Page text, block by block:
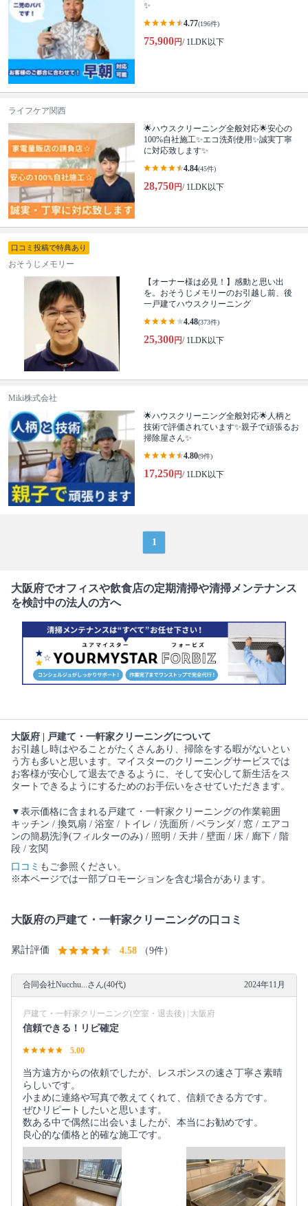
✨
4.77(196件)
75,900円/ 1LDK以下
ライフケア関西
🌟ハウスクリーニング全般対応🌟安心の
100%自社施工✨エコ洗剤使用✨誠実丁寧
に対応致します✨
4.84(45件)
28,750円/ 1LDK以下
口コミ投稿で特典あり
おそうじメモリー
【オーナー様は必見！】感動と思い出
を。おそうじメモリーのお引越し前、後
一戸建てハウスクリーニング
4.48(373件)
25,300円/ 1LDK以下
Miki株式会社
🌟ハウスクリーニング全般対応🌟人柄と
技術で評価されています✨親子で頑張るお
掃除屋さん✨
4.80(9件)
17,250円/ 1LDK以下
1
大阪府でオフィスや飲食店の定期清掃や清掃メンテナンス
を検討中の法人の方へ
大阪府 | 戸建て・一軒家クリーニングについて
お引越し時はやることがたくさんあり、掃除をする暇がないとい
う方も多いと思います。マイスターのクリーニングサービスでは
お客様が安心して退去できるように、そして安心して新生活をス
タートできるようにするためのお手伝いをさせていただきます。
▼表示価格に含まれる戸建て・一軒家クリーニングの作業範囲
キッチン / 換気扇 / 浴室 / トイレ / 洗面所 / ベランダ / 窓 / エアコ
ンの簡易洗浄(フィルターのみ) / 照明 / 天井 / 壁面 / 床 / 廊下 / 階
段 / 玄関
口コミ もご参照ください。
※本ページでは一部プロモーションを含む場合があります。
大阪府の戸建て・一軒家クリーニングの口コミ
累計評価 4.58 （9件）
合同会社Nucchu...さん(40代) 2024年11月
戸建て・一軒家クリーニング(空室・退去後) | 大阪府
信頼できる！リピ確定
5.00
当方遠方からの依頼でしたが、レスポンスの速さ丁寧さ素晴
らしいです。
小まめに連絡や写真で教えてくれて、信頼できる方です。
ぜひリピートしたいと思います。
数ある中で偶然に出会いましたが、本当にお勧めです。
良心的な価格と的確な施工です。